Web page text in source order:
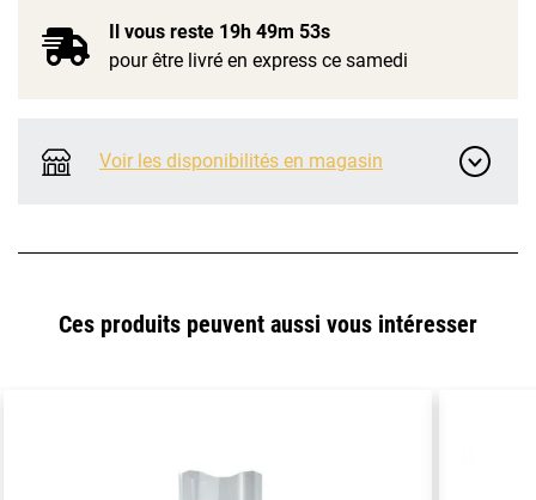
Il vous reste 19h 49m 53s
pour être livré en express ce samedi
Voir les disponibilités en magasin
Ces produits peuvent aussi vous intéresser